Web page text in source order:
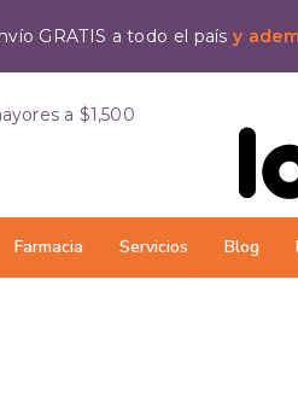
GRATIS a todo el paísy
Farmacia Servicios Blog
a $1,500